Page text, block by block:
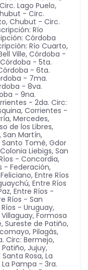
Lago Puelo,
- Circ.
, Chubut - Circ.
Río
Córdoba
Río Cuarto,
Ville, Córdoba -
Córdoba - 5ta.
- 6ta.
- 7ma.
- 8va.
- 9na.
- 2da. Circ:
, Corrientes -
Mercedes,
de los Libres,
San Martín,
Tomé, Gdor
Liebigs, San
- Concordia,
- Federación,
, Entre Ríos
, Entre Ríos
, Entre Ríos -
Ríos - San
- Uruguay,
, Formosa
Sureste de Patiño,
Pilagás,
Circ: Bermejo,
, Jujuy,
Rosa, La
La Pampa - 3ra.